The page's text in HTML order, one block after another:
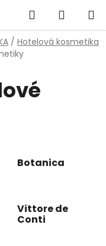
Hledat
KOŠÍK
/ Hotelová kosmetika
Botanica
Vittore de
Conti